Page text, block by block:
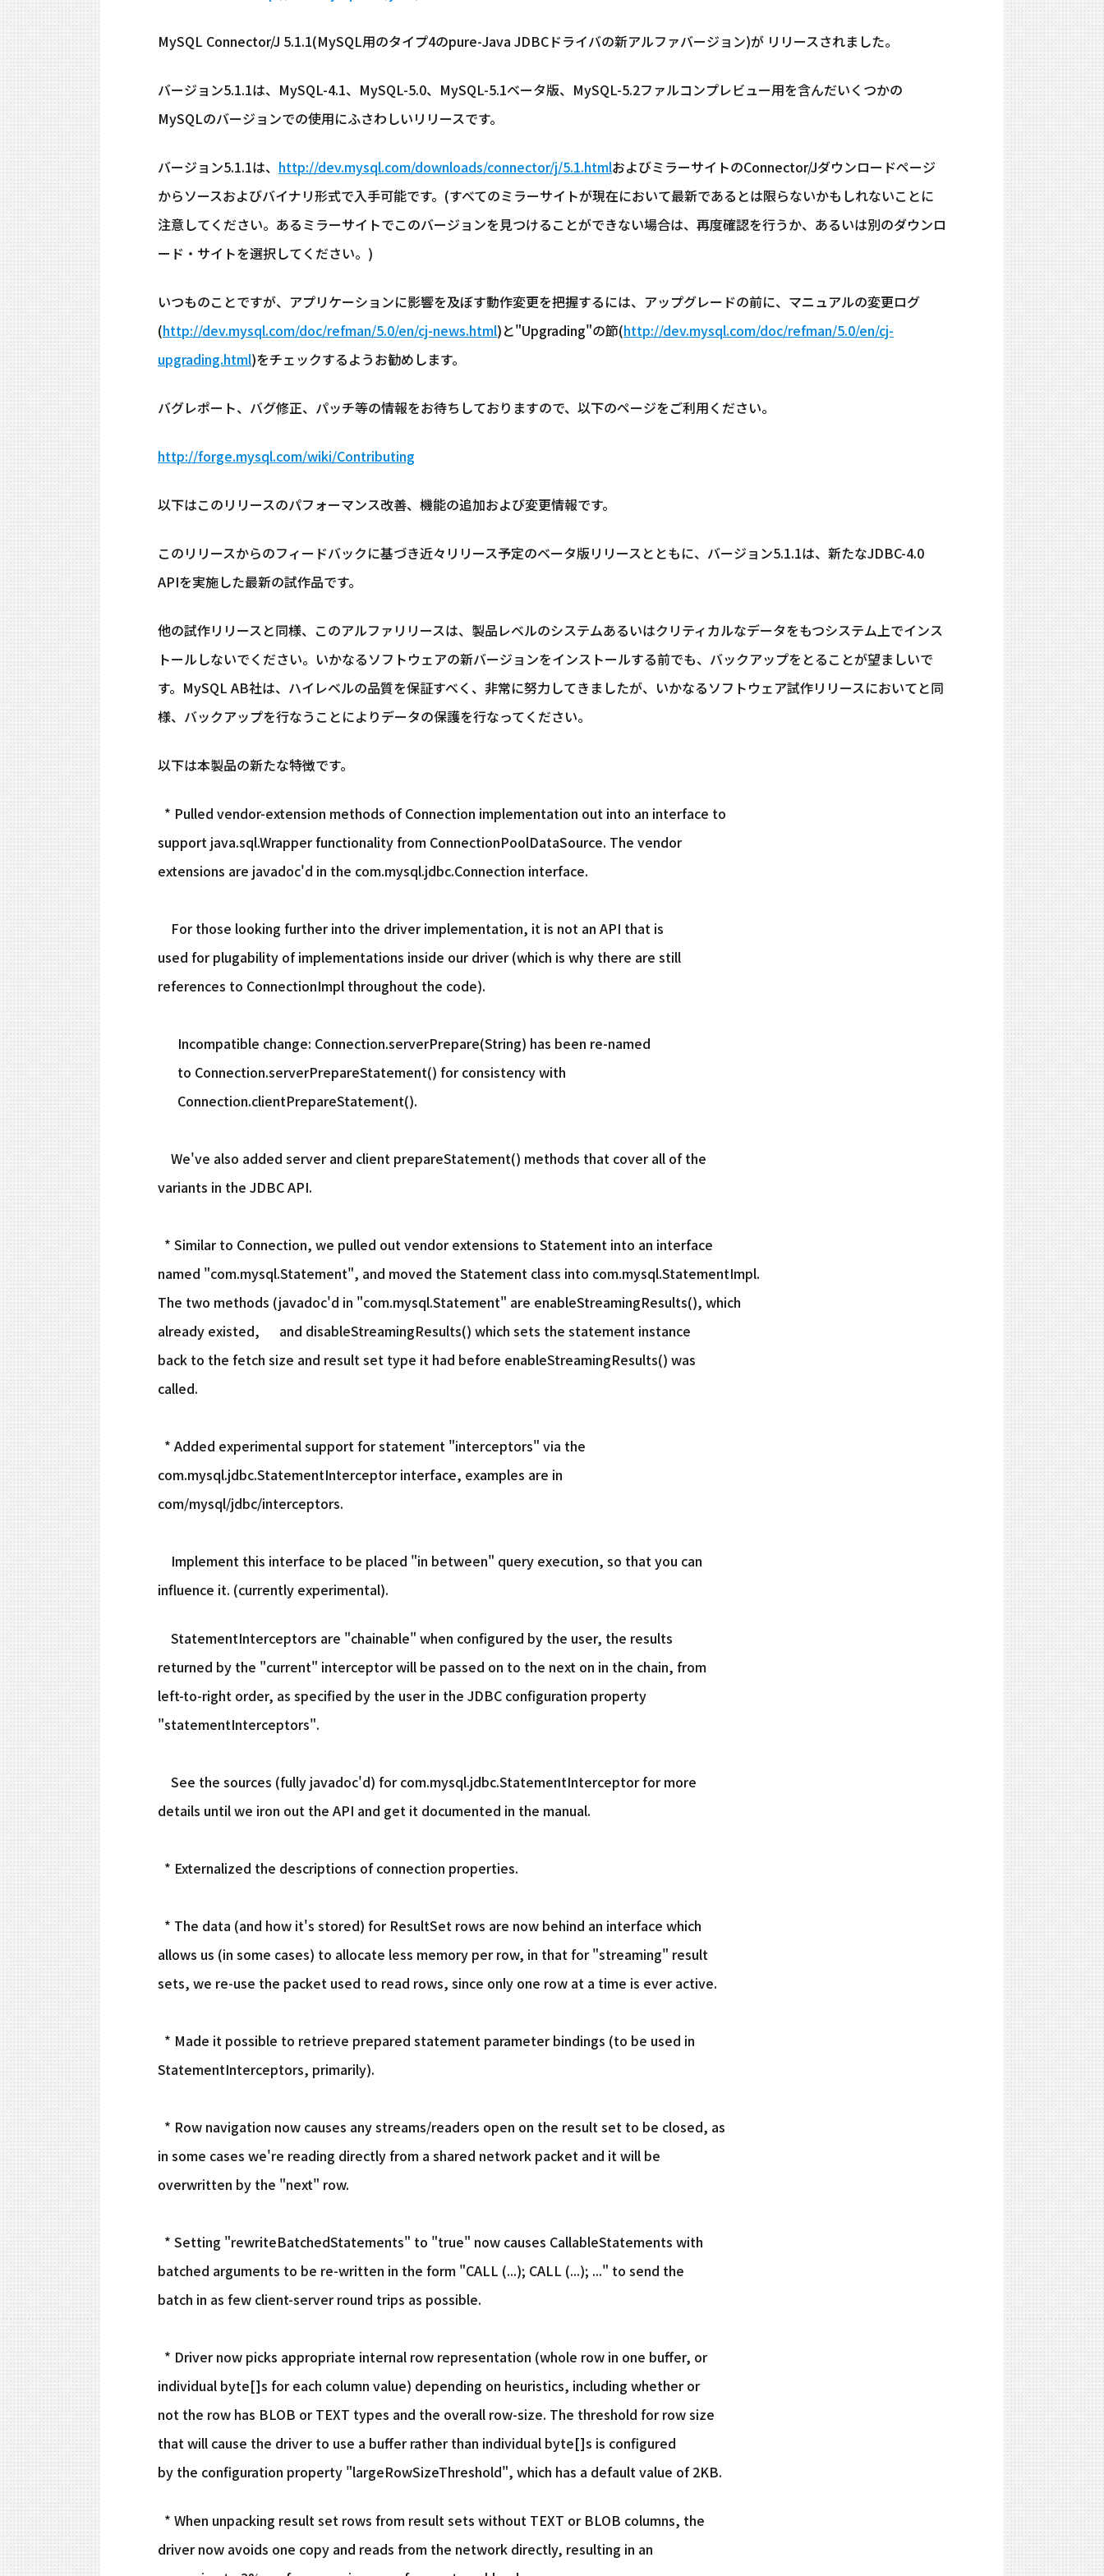
MySQL Connector/J 5.1.1(MySQL用のタイプ4のpure-Java JDBCドライバの新アルファバージョン)が リリースされました。
バージョン5.1.1は、MySQL-4.1、MySQL-5.0、MySQL-5.1ベータ版、MySQL-5.2ファルコンプレビュー用を含んだいくつかの
MySQLのバージョンでの使用にふさわしいリリースです。
バージョン5.1.1は、 http://dev.mysql.com/downloads/connector/j/5.1.htmlおよびミラーサイトのConnector/Jダウンロードページ
からソースおよびバイナリ形式で入手可能です。(すべてのミラーサイトが現在において最新であるとは限らないかもしれないことに
注意してください。あるミラーサイトでこのバージョンを見つけることができない場合は、再度確認を行うか、あるいは別のダウンロ
ード・サイトを選択してください。)
いつものことですが、アプリケーションに影響を及ぼす動作変更を把握するには、アップグレードの前に、マニュアルの変更ログ
(http://dev.mysql.com/doc/refman/5.0/en/cj-news.html)と"Upgrading"の節(http://dev.mysql.com/doc/refman/5.0/en/cj-
upgrading.html)をチェックするようお勧めします。
バグレポート、バグ修正、パッチ等の情報をお待ちしておりますので、以下のページをご利用ください。
http://forge.mysql.com/wiki/Contributing
以下はこのリリースのパフォーマンス改善、機能の追加および変更情報です。
このリリースからのフィードバックに基づき近々リリース予定のベータ版リリースとともに、バージョン5.1.1は、新たなJDBC-4.0
APIを実施した最新の試作品です。
他の試作リリースと同様、このアルファリリースは、製品レベルのシステムあるいはクリティカルなデータをもつシステム上でインス
トールしないでください。いかなるソフトウェアの新バージョンをインストールする前でも、バックアップをとることが望ましいで
す。MySQL AB社は、ハイレベルの品質を保証すべく、非常に努力してきましたが、いかなるソフトウェア試作リリースにおいてと同
様、バックアップを行なうことによりデータの保護を行なってください。
以下は本製品の新たな特徴です。
* Pulled vendor-extension methods of Connection implementation out into an interface to
support java.sql.Wrapper functionality from ConnectionPoolDataSource. The vendor
extensions are javadoc'd in the com.mysql.jdbc.Connection interface.
For those looking further into the driver implementation, it is not an API that is
used for plugability of implementations inside our driver (which is why there are still
references to ConnectionImpl throughout the code).
Incompatible change: Connection.serverPrepare(String) has been re-named
to Connection.serverPrepareStatement() for consistency with
Connection.clientPrepareStatement().
We've also added server and client prepareStatement() methods that cover all of the
variants in the JDBC API.
* Similar to Connection, we pulled out vendor extensions to Statement into an interface
named "com.mysql.Statement", and moved the Statement class into com.mysql.StatementImpl.
The two methods (javadoc'd in "com.mysql.Statement" are enableStreamingResults(), which
already existed, and disableStreamingResults() which sets the statement instance
back to the fetch size and result set type it had before enableStreamingResults() was
called.
* Added experimental support for statement "interceptors" via the
com.mysql.jdbc.StatementInterceptor interface, examples are in
com/mysql/jdbc/interceptors.
Implement this interface to be placed "in between" query execution, so that you can
influence it. (currently experimental).
StatementInterceptors are "chainable" when configured by the user, the results
returned by the "current" interceptor will be passed on to the next on in the chain, from
left-to-right order, as specified by the user in the JDBC configuration property
"statementInterceptors".
See the sources (fully javadoc'd) for com.mysql.jdbc.StatementInterceptor for more
details until we iron out the API and get it documented in the manual.
* Externalized the descriptions of connection properties.
* The data (and how it's stored) for ResultSet rows are now behind an interface which
allows us (in some cases) to allocate less memory per row, in that for "streaming" result
sets, we re-use the packet used to read rows, since only one row at a time is ever active.
* Made it possible to retrieve prepared statement parameter bindings (to be used in
StatementInterceptors, primarily).
* Row navigation now causes any streams/readers open on the result set to be closed, as
in some cases we're reading directly from a shared network packet and it will be
overwritten by the "next" row.
* Setting "rewriteBatchedStatements" to "true" now causes CallableStatements with
batched arguments to be re-written in the form "CALL (...); CALL (...); ..." to send the
batch in as few client-server round trips as possible.
* Driver now picks appropriate internal row representation (whole row in one buffer, or
individual byte[]s for each column value) depending on heuristics, including whether or
not the row has BLOB or TEXT types and the overall row-size. The threshold for row size
that will cause the driver to use a buffer rather than individual byte[]s is configured
by the configuration property "largeRowSizeThreshold", which has a default value of 2KB.
* When unpacking result set rows from result sets without TEXT or BLOB columns, the
driver now avoids one copy and reads from the network directly, resulting in an